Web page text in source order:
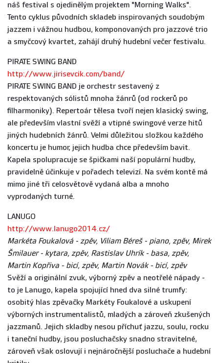
náš festival s ojedinělým projektem "Morning Walks".
Tento cyklus původních skladeb inspirovaných soudobým
jazzem i vážnou hudbou, komponovaných pro jazzové trio
a smyčcový kvartet, zahájí druhý hudební večer festivalu.
PIRATE SWING BAND
http://www.jirisevcik.com/band/
PIRATE SWING BAND je orchestr sestavený z
respektovaných sólistů mnoha žánrů (od rockerů po
filharmoniky). Repertoár tělesa tvoří nejen klasický swing,
ale především vlastní svěží a vtipné swingové verze hitů
jiných hudebních žánrů. Velmi důležitou složkou každého
koncertu je humor, jejich hudba chce především bavit.
Kapela spolupracuje se špičkami naší populární hudby,
pravidelně účinkuje v pořadech televizí. Na svém kontě má
mimo jiné tři celosvětově vydaná alba a mnoho
vyprodaných turné.
LANUGO
http://www.lanugo2014.cz/
Markéta Foukalová - zpěv, Viliam Béreš - piano, zpěv, Mirek
Šmilauer - kytara, zpěv, Rastislav Uhrík - basa, zpěv,
Martin Kopřiva - bicí, zpěv, Martin Novák - bicí, zpěv
Svěží a originální zvuk, výborný zpěv a neotřelé nápady -
to je Lanugo, kapela spojující hned dva silné trumfy:
osobitý hlas zpěvačky Markéty Foukalové a uskupení
výborných instrumentalistů, mladých a zároveň zkušených
jazzmanů. Jejich skladby nesou příchuť jazzu, soulu, rocku
i taneční hudby, jsou posluchačsky snadno stravitelné,
zároveň však oslovují i nejnáročnější posluchače a hudební